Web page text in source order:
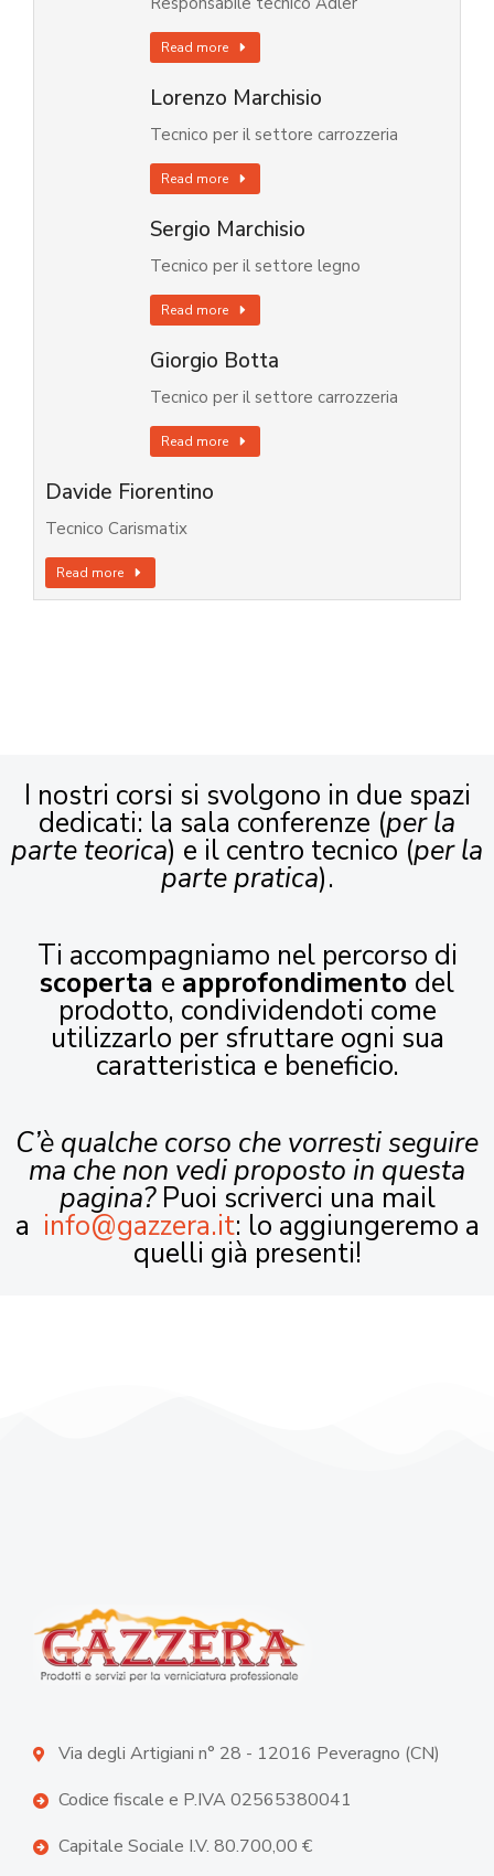
Read more
Lorenzo Marchisio
Tecnico per il settore carrozzeria
Read more
Sergio Marchisio
Tecnico per il settore legno
Read more
Giorgio Botta
Tecnico per il settore carrozzeria
Read more
Davide Fiorentino
Tecnico Carismatix
Read more
I nostri corsi si svolgono in due spazi
dedicati: la sala conferenze (per la
parte teorica) e il centro tecnico (per la
parte pratica).
Ti accompagniamo nel percorso di
scoperta e approfondimento del
prodotto, condividendoti come
utilizzarlo per sfruttare ogni sua
caratteristica e beneficio.
C’è qualche corso che vorresti seguire
ma che non vedi proposto in questa
pagina?Puoi scriverci una mail
a info@gazzera.it: lo aggiungeremo a
quelli già presenti!
Via degli Artigiani n° 28 - 12016 Peveragno (CN)
Codice fiscale e P.IVA 02565380041
Capitale Sociale I.V. 80.700,00 €